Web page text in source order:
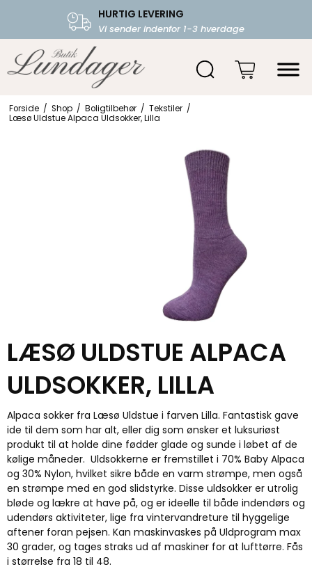
HURTIG LEVERING
Vi sender indenfor 1-3 hverdage
FRI FRAGT OVER 599.-
Starter fra 39,-
Forside / Shop / Boligtilbehør / Tekstiler /
Læsø Uldstue Alpaca Uldsokker, Lilla
LÆSØ ULDSTUE ALPACA
ULDSOKKER, LILLA
Alpaca sokker fra Læsø Uldstue i farven Lilla. Fantastisk gave
ide til dem som har alt, eller dig som ønsker et luksuriøst
produkt til at holde dine fødder glade og sunde i løbet af de
kølige måneder. Uldsokkerne er fremstillet i 70% Baby Alpaca
og 30% Nylon, hvilket sikre både en varm strømpe, men også
en strømpe med en god slidstyrke. Disse uldsokker er utrolig
bløde og lækre at have på, og er ideelle til både indendørs og
udendørs aktiviteter, lige fra vintervandreture til hyggelige
aftener foran pejsen. Kan maskinvaskes på Uldprogram max
30 grader, og tages straks ud af maskiner for at lufttørre. Fås
i størrelse fra 18 til 48.